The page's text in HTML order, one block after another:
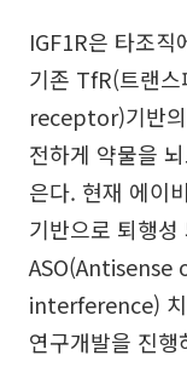
IGF1R은 타조직
기존 TfR(트랜
receptor)기반
전하게 약물을
은다. 현재 에이
기반으로 퇴행
interference)
연구개발을 진행